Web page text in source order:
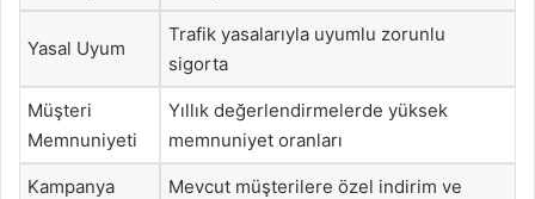
Yasal Uyum
Trafik yasalarıyla uyumlu zorunlu
sigorta
Müşteri
Memnuniyeti
Yıllık değerlendirmelerde yüksek
memnuniyet oranları
Kampanya
Mevcut müşterilere özel indirim ve